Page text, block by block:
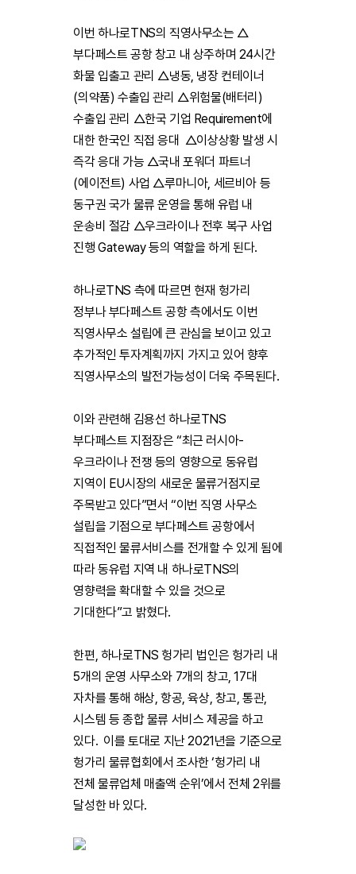
이번 하나로TNS의 직영사무소는 △
부다페스트 공항 창고 내 상주하며 24시간
화물 입출고 관리 △냉동, 냉장 컨테이너
(의약품) 수출입 관리 △위험물(배터리)
수출입 관리 △한국 기업 Requirement에
대한 한국인 직접 응대 △이상상황 발생 시
즉각 응대 가능 △국내 포워더 파트너
(에이전트) 사업 △루마니아, 세르비아 등
동구권 국가 물류 운영을 통해 유럽 내
운송비 절감 △우크라이나 전후 복구 사업
진행 Gateway 등의 역할을 하게 된다.
하나로TNS 측에 따르면 현재 헝가리
정부나 부다페스트 공항 측에서도 이번
직영사무소 설립에 큰 관심을 보이고 있고
추가적인 투자계획까지 가지고 있어 향후
직영사무소의 발전가능성이 더욱 주목된다.
이와 관련해 김용선 하나로TNS
부다페스트 지점장은 “최근 러시아-
우크라이나 전쟁 등의 영향으로 동유럽
지역이 EU시장의 새로운 물류거점지로
주목받고 있다”면서 “이번 직영 사무소
설립을 기점으로 부다페스트 공항에서
직접적인 물류서비스를 전개할 수 있게 됨에
따라 동유럽 지역 내 하나로TNS의
영향력을 확대할 수 있을 것으로
기대한다”고 밝혔다.
한편, 하나로TNS 헝가리 법인은 헝가리 내
5개의 운영 사무소와 7개의 창고, 17대
자차를 통해 해상, 항공, 육상, 창고, 통관,
시스템 등 종합 물류 서비스 제공을 하고
있다. 이를 토대로 지난 2021년을 기준으로
헝가리 물류협회에서 조사한 ‘헝가리 내
전체 물류업체 매출액 순위’에서 전체 2위를
달성한 바 있다.